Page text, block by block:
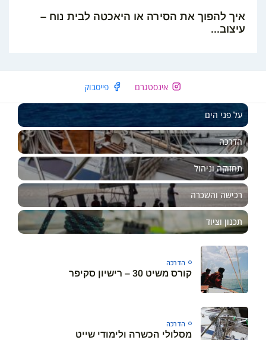
איך להפוך את הסירה או היאכטה לבית נוח –
עיצוב...
אינסטגרם פייסבוק
על פני הים
הדרכה
תחזוקה וניהול
רכישה והשכרה
תכנון וציוד
הדרכה
קורס משיט 30 – רישיון סקיפר
הדרכה
מסלולי הכשרה ולימודי שייט